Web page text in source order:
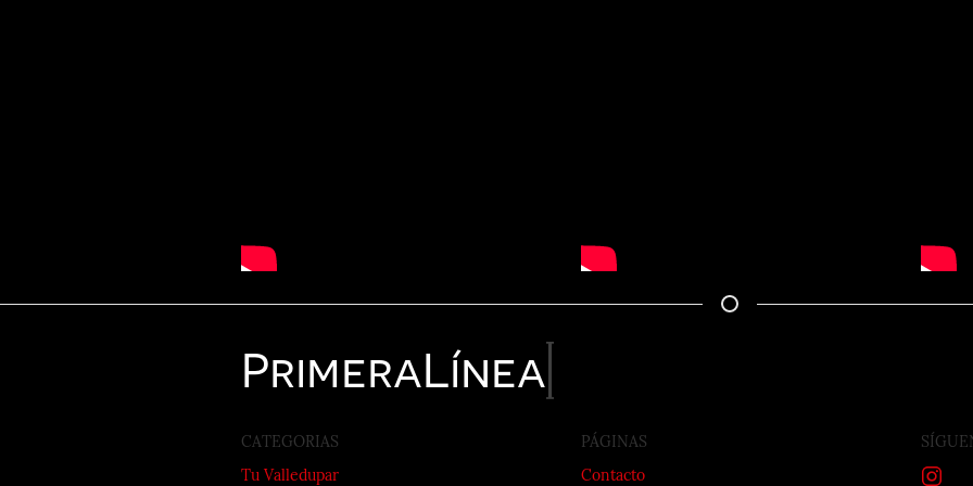
PrimeraLínea
CATEGORIAS
Tu Valledupar
PÁGINAS
Contacto